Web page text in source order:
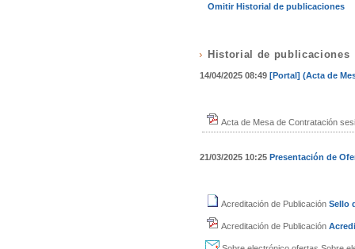
Omitir Historial de publicaciones
Historial de publicaciones
14/04/2025 08:49 [Portal] (Acta de
Acta de Mesa de Contratación
21/03/2025 10:25 Presentación de
Acreditación de Publicación Sello
Acreditación de Publicación